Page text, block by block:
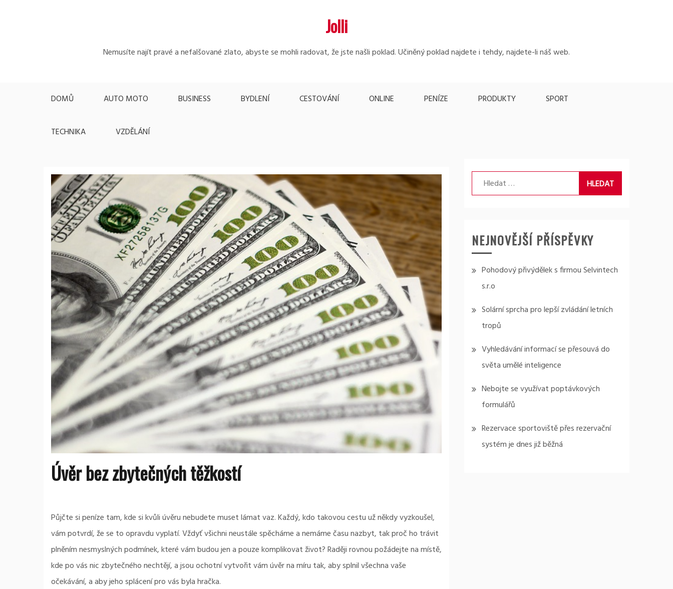
Jolli
Nemusíte najít pravé a nefalšované zlato, abyste se mohli radovat, že jste našli poklad. Učiněný poklad najdete i tehdy, najdete-li náš web.
DOMŮ AUTO MOTO BUSINESS BYDLENÍ CESTOVÁNÍ ONLINE PENÍZE PRODUKTY SPORT
TECHNIKA VZDĚLÁNÍ
Úvěr bez zbytečných těžkostí
Půjčte si peníze tam, kde si kvůli úvěru nebudete muset lámat vaz. Každý, kdo takovou cestu už někdy vyzkoušel,
vám potvrdí, že se to opravdu vyplatí. Vždyť všichni neustále spěcháme a nemáme času nazbyt, tak proč ho trávit
plněním nesmyslných podmínek, které vám budou jen a pouze komplikovat život? Raději rovnou požádejte na místě,
kde po vás nic zbytečného nechtějí, a jsou ochotní vytvořit vám úvěr na míru tak, aby splnil všechna vaše
očekávání, a aby jeho splácení pro vás byla hračka.
Vyhledávání
NEJNOVĚJŠÍ PŘÍSPĚVKY
Pohodový přivýdělek s firmou Selvintech
s.r.o
Solární sprcha pro lepší zvládání letních
tropů
Vyhledávání informací se přesouvá do
světa umělé inteligence
Nebojte se využívat poptávkových
formulářů
Rezervace sportoviště přes rezervační
systém je dnes již běžná